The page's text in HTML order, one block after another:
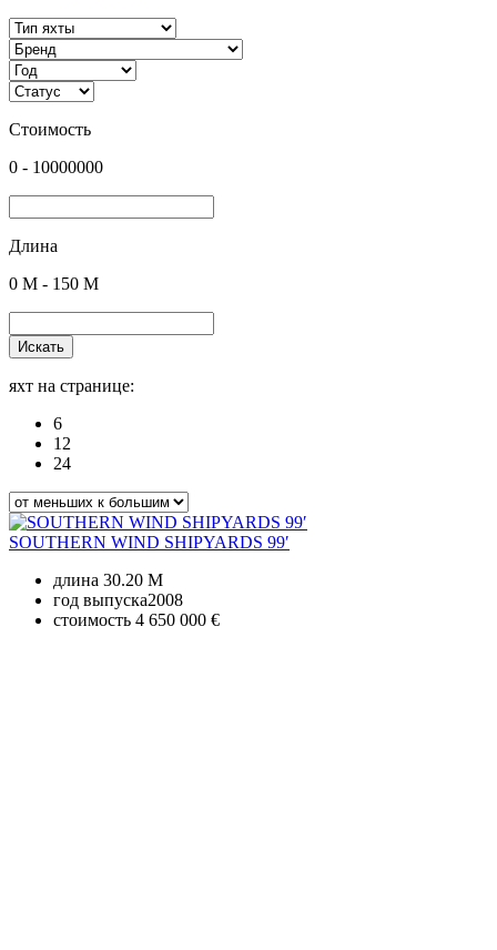
Стоимость
0 - 10000000
Длина
0 M - 150 M
Искать
яхт на странице:
6
12
24
SOUTHERN WIND SHIPYARDS 99′
длина 30.20 M
год выпуска2008
стоимость 4 650 000 €